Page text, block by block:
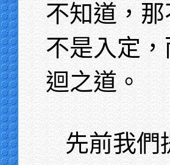
不知道，
不是入定
迴之道。
先前我們